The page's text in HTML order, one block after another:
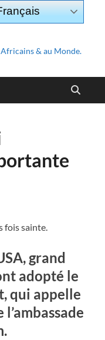
Africains & au Monde.
fois sainte.
grand
adopté le
qui appelle